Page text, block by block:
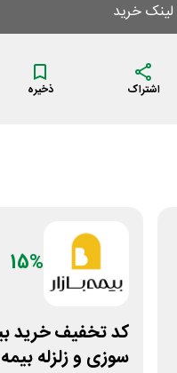
لینک خرید
اشتراک ذخیره
15%
کد تخفیف خرید
سوزی و زلزله بیمه